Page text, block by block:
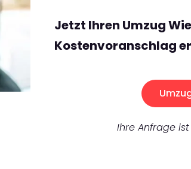
Jetzt Ihren Umzug
Kostenvoranschlag
Ihre Anfrage ist